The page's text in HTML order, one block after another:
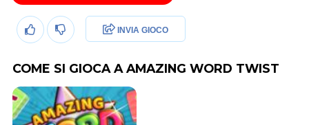
INVIA GIOCO
COME SI GIOCA A AMAZING WORD TWIST